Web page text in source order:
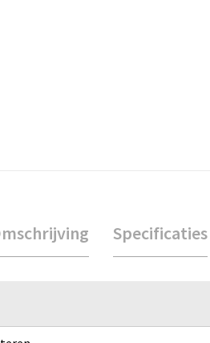
Specificaties